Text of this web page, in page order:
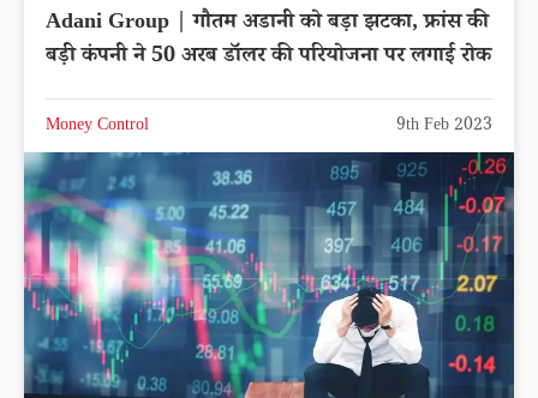
Adani Group | गौतम अडानी को बड़ा झटका, फ्रांस की
बड़ी कंपनी ने 50 अरब डॉलर की परियोजना पर लगाई रोक
Money Control 9th Feb 2023